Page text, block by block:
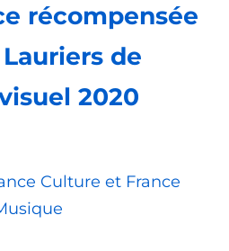
récompensée
de
2020
Culture et France